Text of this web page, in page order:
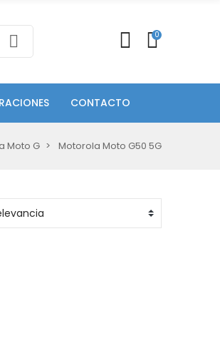
0
CONTACTO
Moto G Motorola Moto G50 5G